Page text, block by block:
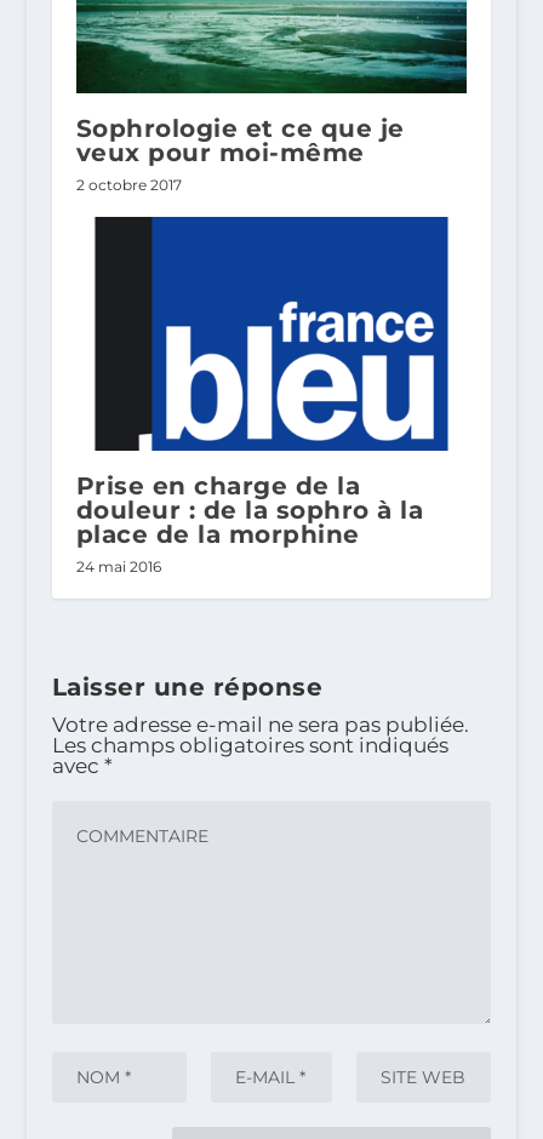
Sophrologie et ce que je
veux pour moi-même
2 octobre 2017
Prise en charge de la
douleur : de la sophro à la
place de la morphine
24 mai 2016
Laisser une réponse
Votre adresse e-mail ne sera pas publiée.
Les champs obligatoires sont indiqués
avec *